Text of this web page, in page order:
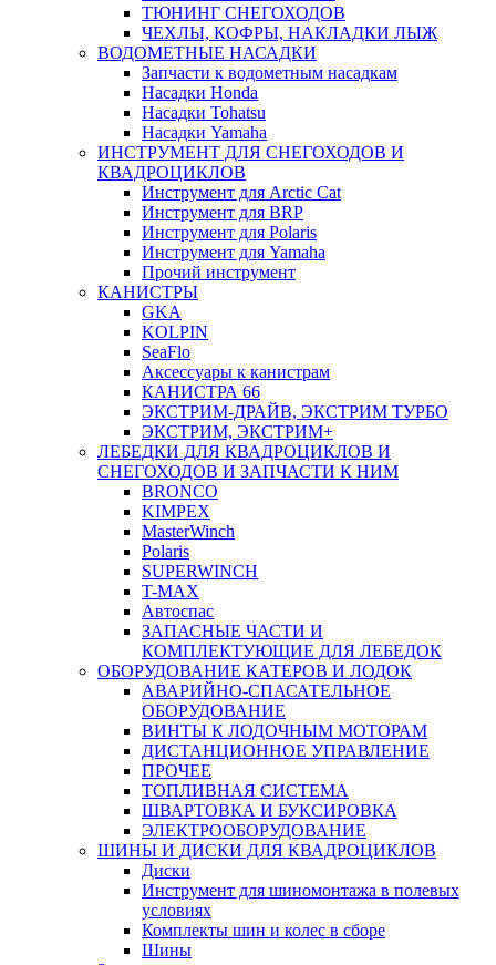
ТЮНИНГ СНЕГОХОДОВ
ЧЕХЛЫ, КОФРЫ, НАКЛАДКИ ЛЫЖ
ВОДОМЕТНЫЕ НАСАДКИ
Запчасти к водометным насадкам
Насадки Honda
Насадки Tohatsu
Насадки Yamaha
ИНСТРУМЕНТ ДЛЯ СНЕГОХОДОВ И
КВАДРОЦИКЛОВ
Инструмент для Arctic Cat
Инструмент для BRP
Инструмент для Polaris
Инструмент для Yamaha
Прочий инструмент
КАНИСТРЫ
GKA
KOLPIN
SeaFlo
Аксессуары к канистрам
КАНИСТРА 66
ЭКСТРИМ-ДРАЙВ, ЭКСТРИМ ТУРБО
ЭКСТРИМ, ЭКСТРИМ+
ЛЕБЕДКИ ДЛЯ КВАДРОЦИКЛОВ И
СНЕГОХОДОВ И ЗАПЧАСТИ К НИМ
BRONCO
KIMPEX
MasterWinch
Polaris
SUPERWINCH
T-MAX
Автоспас
ЗАПАСНЫЕ ЧАСТИ И
КОМПЛЕКТУЮЩИЕ ДЛЯ ЛЕБЕДОК
ОБОРУДОВАНИЕ КАТЕРОВ И ЛОДОК
АВАРИЙНО-СПАСАТЕЛЬНОЕ
ОБОРУДОВАНИЕ
ВИНТЫ К ЛОДОЧНЫМ МОТОРАМ
ДИСТАНЦИОННОЕ УПРАВЛЕНИЕ
ПРОЧЕЕ
ТОПЛИВНАЯ СИСТЕМА
ШВАРТОВКА И БУКСИРОВКА
ЭЛЕКТРООБОРУДОВАНИЕ
ШИНЫ И ДИСКИ ДЛЯ КВАДРОЦИКЛОВ
Диски
Инструмент для шиномонтажа в полевых
условиях
Комплекты шин и колес в сборе
Шины